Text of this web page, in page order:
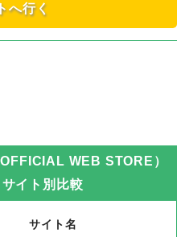
へ行く
WEB STORE）
イト別比較
サイト名